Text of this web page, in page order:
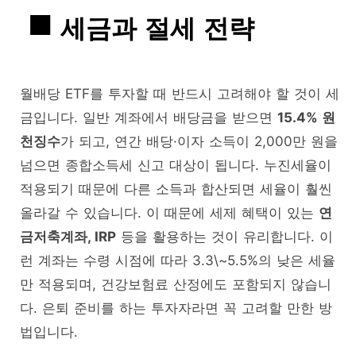
세금과 절세 전략
월배당 ETF를 투자할 때 반드시 고려해야 할 것이 세
금입니다. 일반 계좌에서 배당금을 받으면 15.4% 원
천징수가 되고, 연간 배당·이자 소득이 2,000만 원을
넘으면 종합소득세 신고 대상이 됩니다. 누진세율이
적용되기 때문에 다른 소득과 합산되면 세율이 훨씬
올라갈 수 있습니다. 이 때문에 세제 혜택이 있는 연
금저축계좌, IRP 등을 활용하는 것이 유리합니다. 이
런 계좌는 수령 시점에 따라 3.3\~5.5%의 낮은 세율
만 적용되며, 건강보험료 산정에도 포함되지 않습니
다. 은퇴 준비를 하는 투자자라면 꼭 고려할 만한 방
법입니다.